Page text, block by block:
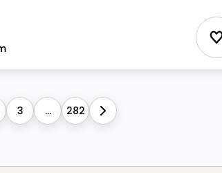
3 ... 282 Next